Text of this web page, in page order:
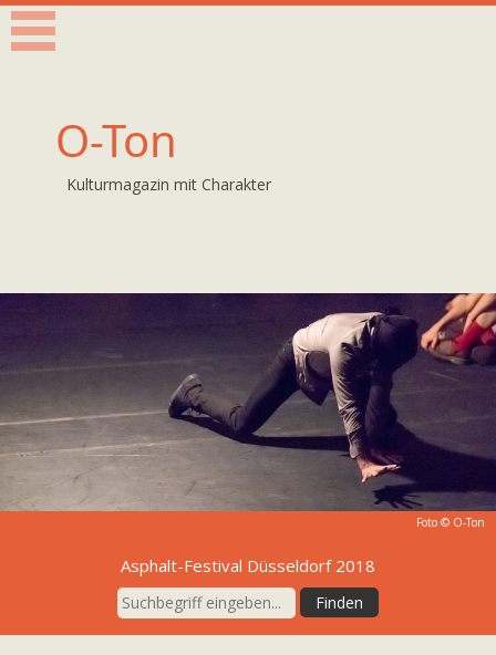
O-Ton
Kulturmagazin mit Charakter
Foto © O-Ton
Asphalt-Festival Düsseldorf 2018